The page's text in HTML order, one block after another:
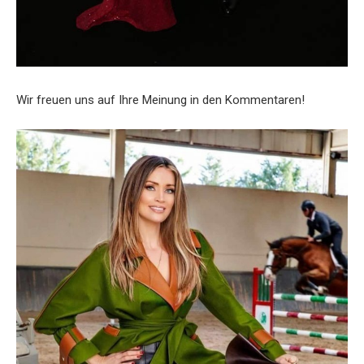
Wir freuen uns auf Ihre Meinung in den Kommentaren!